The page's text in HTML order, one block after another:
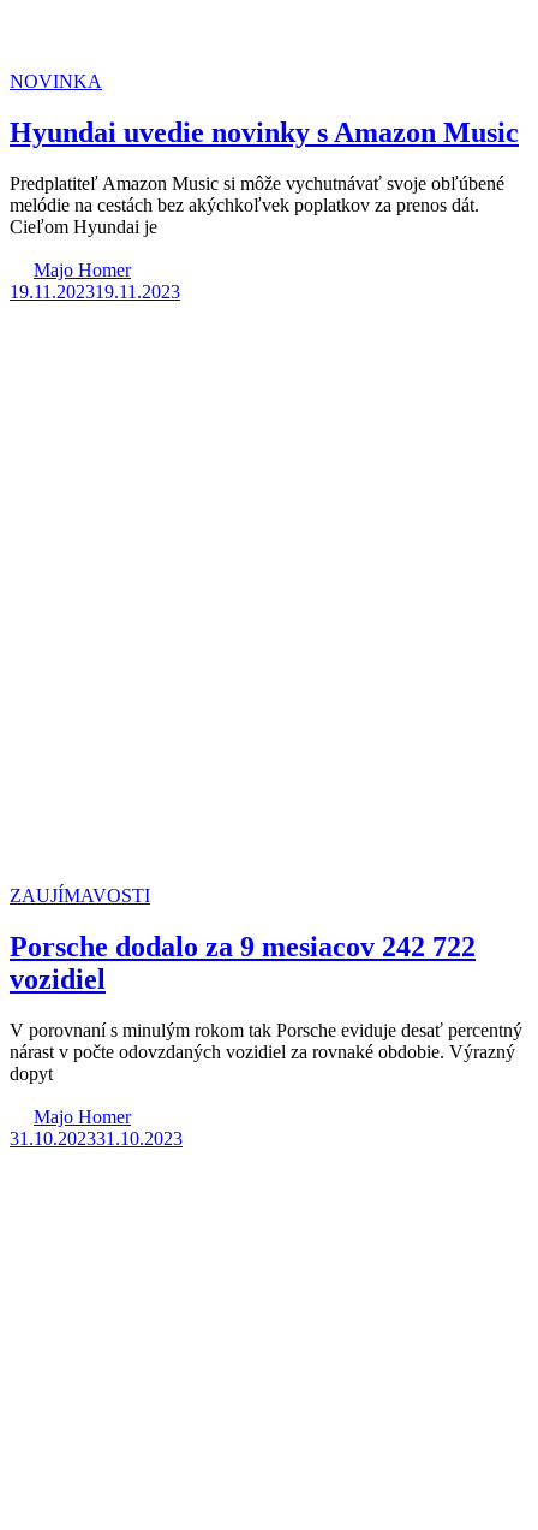
NOVINKA
Hyundai uvedie novinky s Amazon Music
Predplatiteľ Amazon Music si môže vychutnávať svoje obľúbené
melódie na cestách bez akýchkoľvek poplatkov za prenos dát.
Cieľom Hyundai je
Majo Homer
19.11.202319.11.2023
ZAUJÍMAVOSTI
Porsche dodalo za 9 mesiacov 242 722
vozidiel
V porovnaní s minulým rokom tak Porsche eviduje desať percentný
nárast v počte odovzdaných vozidiel za rovnaké obdobie. Výrazný
dopyt
Majo Homer
31.10.202331.10.2023